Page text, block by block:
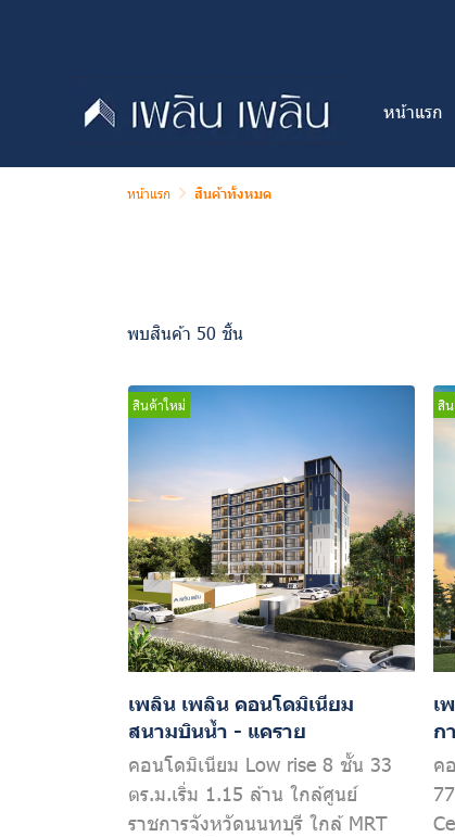
หน้าแรก
หน้าแรก สินค้าทั้งหมด
พบสินค้า 50 ชิ้น
สินค้าใหม่
เพลิน เพลิน คอนโดมิเนียม
สนามบินน้ำ - แคราย
คอนโดมิเนียม Low rise 8 ชั้น 33
ตร.ม.เริ่ม 1.15 ล้าน ใกล้ศูนย์
ราชการจังหวัดนนทบุรี ใกล้ MRT
สิ
เ
ก
ค